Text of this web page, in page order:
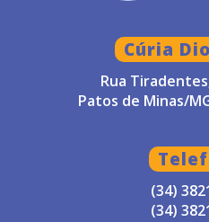
Cúria
Rua
Patos de Minas/
(34)
(34)